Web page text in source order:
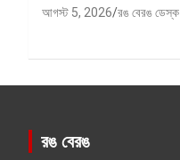
আগস্ট 5, 2026 রঙ বেরঙ ডেস্ক
রঙ বেরঙ